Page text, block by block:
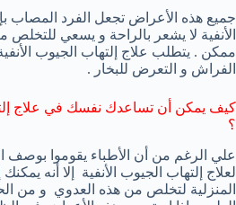
جميع هذه الأعراض تجعل الفرد المصاب
الأنفية لا يشعر بالراحة و يسعي
ممكن . يتطلب علاج إلتهاب الجيوب
الفراش و التعرض للبخار .
كيف يمكن أن تساعدك نفسك في علاج
؟
علي الرغم من أن الأطباء يقوموا بوصف
لعلاج إلتهاب الجيوب الأنفية إلا أنه يمكنك
المنزلية لتخلص من هذه العدوي و من